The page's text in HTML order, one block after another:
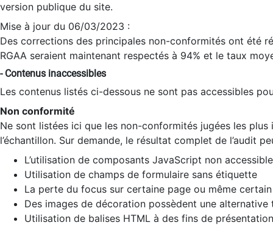
version publique du site.
Mise à jour du 06/03/2023 :
Des corrections des principales non-conformités ont été
RGAA seraient maintenant respectés à 94% et le taux
- Contenus inaccessibles
Les contenus listés ci-dessous ne sont pas accessibles
Non conformité
Ne sont listées ici que les non-conformités jugées les
l’échantillon. Sur demande, le résultat complet de l’audit
L’utilisation de composants JavaScript non
Utilisation de champs de formulaire sans étiquette
La perte du focus sur certaine page ou même
Des images de décoration possèdent une alternative
Utilisation de balises HTML à des fins de